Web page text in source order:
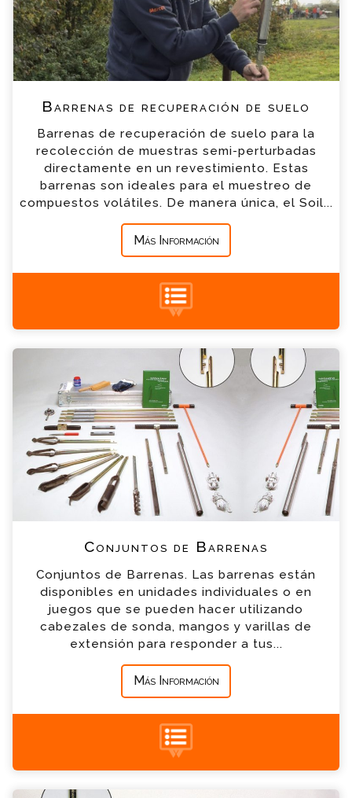
Barrenas de recuperación de suelo
Barrenas de recuperación de suelo para la
recolección de muestras semi-perturbadas
directamente en un revestimiento. Estas
barrenas son ideales para el muestreo de
compuestos volátiles. De manera única, el Soil...
Más Información
Email
*
Empresa
*
Mensaje
*
+34 935 900 007
Conjuntos de Barrenas
Conjuntos de Barrenas. Las barrenas están
disponibles en unidades individuales o en
juegos que se pueden hacer utilizando
cabezales de sonda, mangos y varillas de
extensión para responder a tus...
Más Información
Conjuntos de Barrenas Consulta
Por favor completa el formulario, un miembro
de nuestro equipo contactara contigo en
breve
Nombre
Email
*
Empresa
Mensaje
*
+34 935 900 007
Conjuntos de Barrenas a Medida Consulta